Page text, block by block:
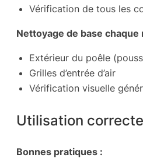
Vérification de tous les
Nettoyage de base chaque
Extérieur du poêle
Grilles d’entrée d’air
Vérification visuelle
Utilisation correcte
Bonnes pratiques :